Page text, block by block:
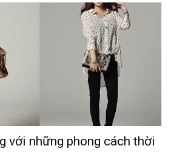
với những phong cách thời